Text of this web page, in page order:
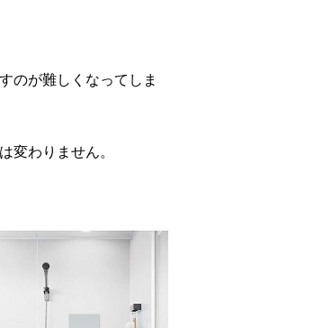
のが難しくなってしま
変わりません。